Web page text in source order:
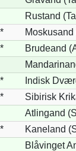
Rustand
*
*
Brudeand
*
Indisk
*
Sibirisk
Atlingand
*
Kaneland
Blåvinget